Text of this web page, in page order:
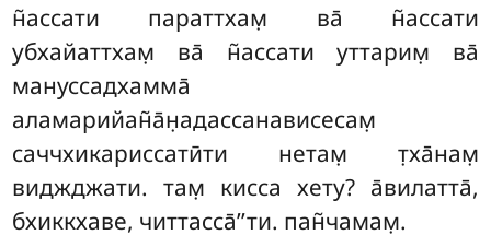
н̃ассати параттхам̣ ва̄ н̃ассати
убхайаттхам̣ ва̄ н̃ассати уттарим̣ ва̄
мануссадхамма̄
аламарийан̃а̄н̣адассанависесам̣
саччхикариссатӣти нетам̣ т̣ха̄нам̣
виджджати. там̣ кисса хету? а̄вилатта̄,
бхиккхаве, читтасса̄’’ти. пан̃чамам̣.